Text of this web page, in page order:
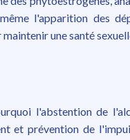
l'apparition des
une santé
l'abstention de
et prévention de